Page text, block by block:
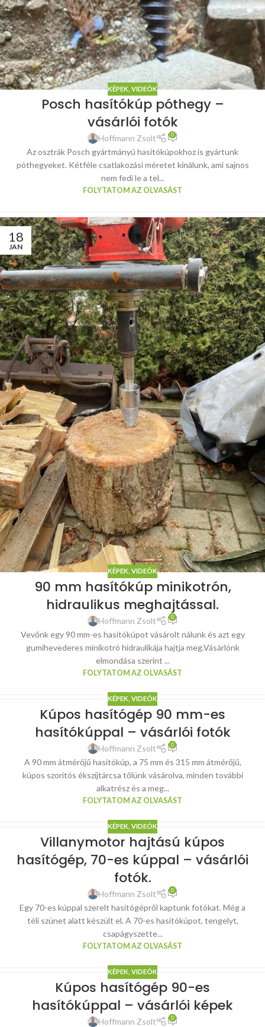
KÉPEK, VIDEÓK
Posch hasítókúp póthegy –
vásárlói fotók
Hoffmann Zsolt 0
Az osztrák Posch gyártmányú hasítókúpokhoz is gyártunk
póthegyeket. Kétféle csatlakozási méretet kínálunk, ami sajnos
nem fedi le a tel...
FOLYTATOM AZ OLVASÁST
18
JAN
KÉPEK, VIDEÓK
90 mm hasítókúp minikotrón,
hidraulikus meghajtással.
Hoffmann Zsolt 0
Vevőnk egy 90 mm-es hasítókúpot vásárolt nálunk és azt egy
gumihevederes minikotró hidraulikája hajtja meg.Vásárlónk
elmondása szerint ...
FOLYTATOM AZ OLVASÁST
KÉPEK, VIDEÓK
Kúpos hasítógép 90 mm-es
hasítókúppal – vásárlói fotók
Hoffmann Zsolt 0
A 90 mm átmérőjű hasítókúp, a 75 mm és 315 mm átmérőjű,
kúpos szorítós ékszíjtárcsa tőlünk vásárolva, minden további
alkatrész és a meg...
FOLYTATOM AZ OLVASÁST
KÉPEK, VIDEÓK
Villanymotor hajtású kúpos
hasítógép, 70-es kúppal – vásárlói
fotók.
Hoffmann Zsolt 0
Egy 70-es kúppal szerelt hasítógépről kaptunk fotókat. Még a
téli szünet alatt készült el. A 70-es hasítókúpot, tengelyt,
csapágyszette...
FOLYTATOM AZ OLVASÁST
KÉPEK, VIDEÓK
Kúpos hasítógép 90-es
hasítókúppal – vásárlói képek
Hoffmann Zsolt 0